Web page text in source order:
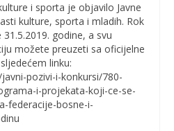
i sporta je objavilo Javne
kulture, sporta i mladih. Rok
godine, a svu
možete preuzeti sa oficijelne
linku:
pozivi-i-konkursi/780-
i-projekata-koji-ce-se-
federacije-bosne-i-